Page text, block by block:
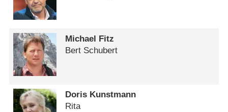
Michael Fitz
Bert Schubert
Doris Kunstmann
Rita